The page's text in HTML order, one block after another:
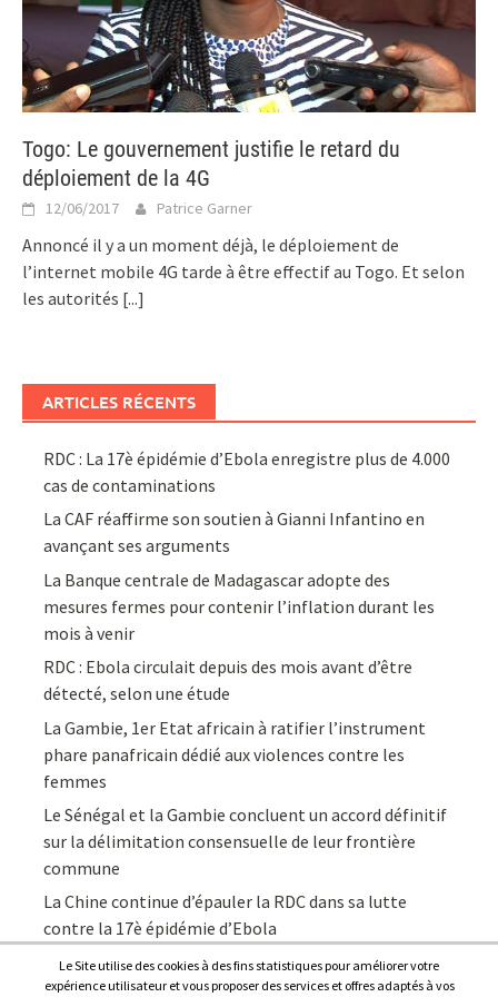
Togo: Le gouvernement justifie le retard du
déploiement de la 4G
12/06/2017 Patrice Garner
Annoncé il y a un moment déjà, le déploiement de
l’internet mobile 4G tarde à être effectif au Togo. Et selon
les autorités [...]
ARTICLES RÉCENTS
RDC : La 17è épidémie d’Ebola enregistre plus de 4.000
cas de contaminations
La CAF réaffirme son soutien à Gianni Infantino en
avançant ses arguments
La Banque centrale de Madagascar adopte des
mesures fermes pour contenir l’inflation durant les
mois à venir
RDC : Ebola circulait depuis des mois avant d’être
détecté, selon une étude
La Gambie, 1er Etat africain à ratifier l’instrument
phare panafricain dédié aux violences contre les
femmes
Le Sénégal et la Gambie concluent un accord définitif
sur la délimitation consensuelle de leur frontière
commune
La Chine continue d’épauler la RDC dans sa lutte
contre la 17è épidémie d’Ebola
Le Site utilise des cookies à des fins statistiques pour améliorer votre
expérience utilisateur et vous proposer des services et offres adaptés à vos